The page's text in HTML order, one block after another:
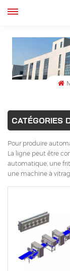
français
español
CATÉGORIES
Pour produire
La ligne peut être
automatique, une
une machine à